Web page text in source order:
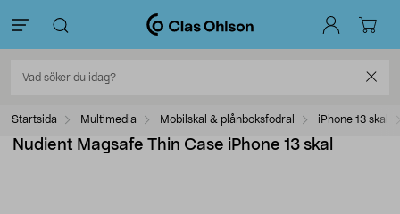
Startsida Multimedia Mobilskal & plånboksfodral iPhone 13 skal
Nudient Magsafe Thin Case iPhone 13 skal